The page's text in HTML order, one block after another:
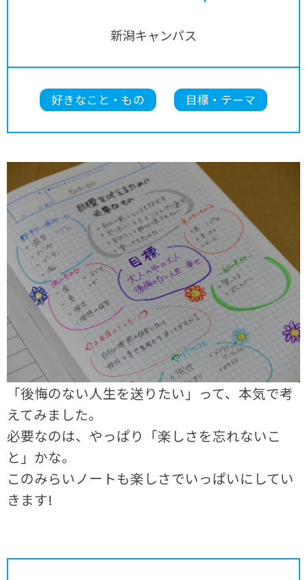
新潟キャンパス
好きなこと・もの 目標・テーマ
「後悔のない人生を送りたい」って、本気で考
えてみました。
必要なのは、やっぱり「楽しさを忘れないこ
と」かな。
このみらいノートも楽しさでいっぱいにしてい
きます!